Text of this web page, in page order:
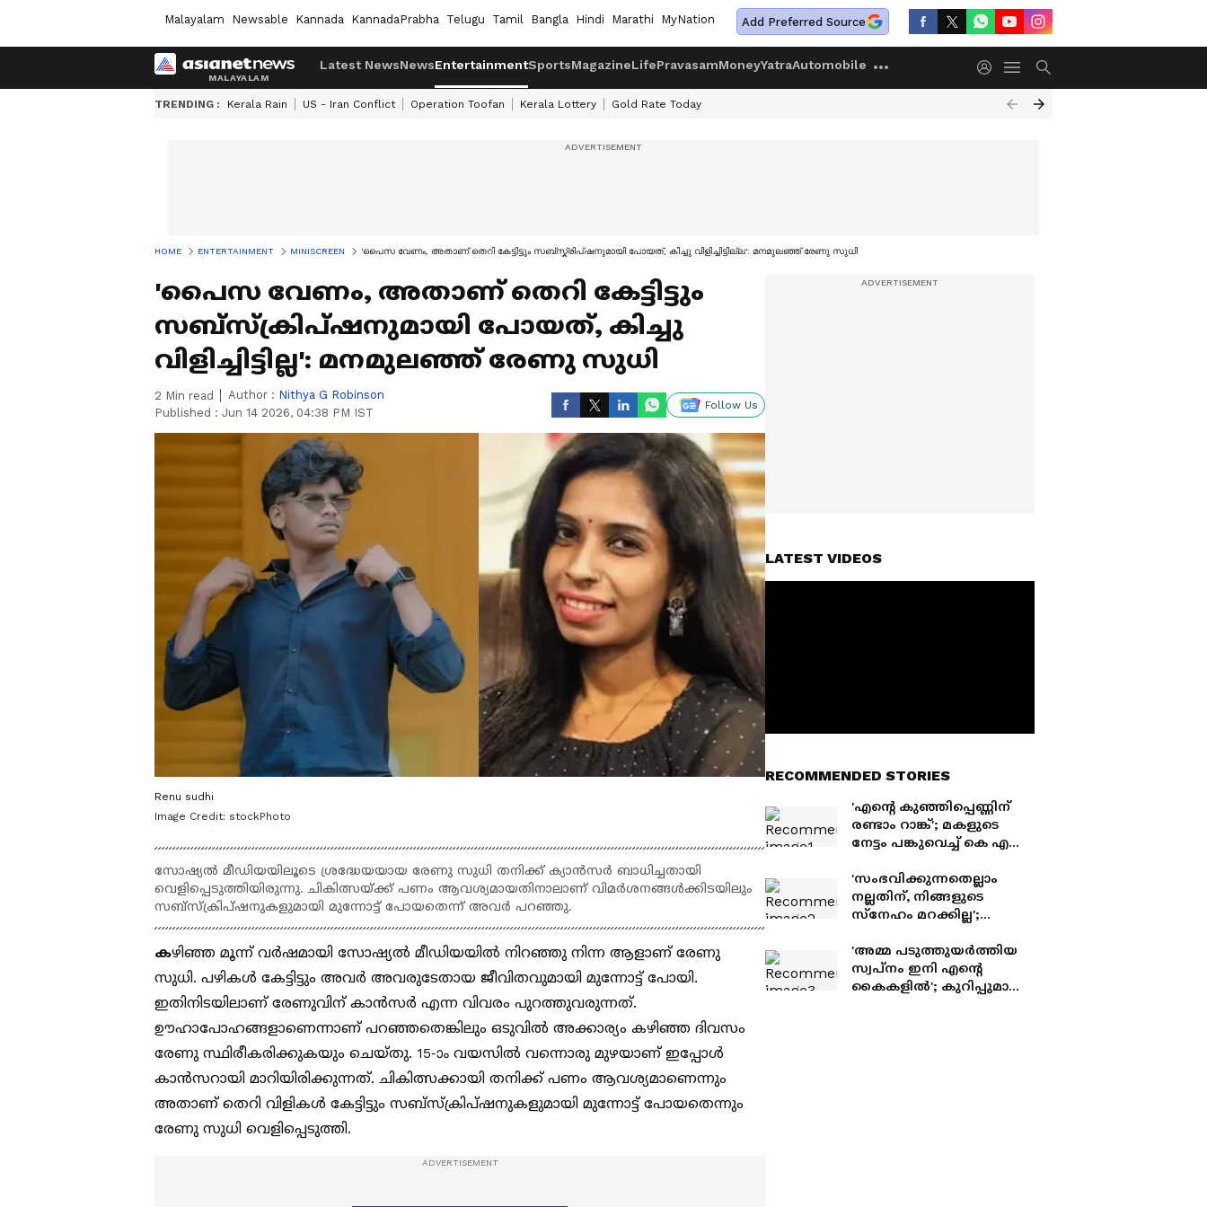
Malayalam Newsable Kannada KannadaPrabha Telugu Tamil Bangla Hindi Marathi MyNation Add Preferred Source
Latest NewsNewsEntertainmentSportsMagazineLifePravasamMoneyYatraAutomobile
TRENDING : Kerala Rain US - Iran Conflict Operation Toofan Kerala Lottery Gold Rate Today
HOME ENTERTAINMENT MINISCREEN 'പൈസ വേണം, അതാണ് തെറി കേട്ടിട്ടും സബ്സ്ക്രിപ്ഷനുമായി പോയത്, കിച്ചു വിളിച്ചിട്ടില്ല': മനമുലഞ്ഞ് രേണു സുധി
'പൈസ വേണം, അതാണ് തെറി കേട്ടിട്ടും
സബ്സ്ക്രിപ്ഷനുമായി പോയത്, കിച്ചു
വിളിച്ചിട്ടില്ല': മനമുലഞ്ഞ് രേണു സുധി
2 Min read Author : Nithya G Robinson
Published : Jun 14 2026, 04:38 PM IST
Follow Us
Renu sudhi
Image Credit: stockPhoto
സോഷ്യൽ മീഡിയയിലൂടെ ശ്രദ്ധേയയായ രേണു സുധി തനിക്ക് ക്യാൻസർ ബാധിച്ചതായി
വെളിപ്പെടുത്തിയിരുന്നു. ചികിത്സയ്ക്ക് പണം ആവശ്യമായതിനാലാണ് വിമർശനങ്ങൾക്കിടയിലും
സബ്സ്ക്രിപ്ഷനുകളുമായി മുന്നോട്ട് പോയതെന്ന് അവർ പറഞ്ഞു.
കഴിഞ്ഞ മൂന്ന് വർഷമായി സോഷ്യൽ മീഡിയയിൽ നിറഞ്ഞു നിന്ന ആളാണ് രേണു
സുധി. പഴികൾ കേട്ടിട്ടും അവർ അവരുടേതായ ജീവിതവുമായി മുന്നോട്ട് പോയി.
ഇതിനിടയിലാണ് രേണുവിന് കാൻസർ എന്ന വിവരം പുറത്തുവരുന്നത്.
ഊഹാപോഹങ്ങളാണെന്നാണ് പറഞ്ഞതെങ്കിലും ഒടുവിൽ അക്കാര്യം കഴിഞ്ഞ ദിവസം
രേണു സ്ഥിരീകരിക്കുകയും ചെയ്തു. 15-ാം വയസിൽ വന്നൊരു മുഴയാണ് ഇപ്പോൾ
കാൻസറായി മാറിയിരിക്കുന്നത്. ചികിത്സക്കായി തനിക്ക് പണം ആവശ്യമാണെന്നും
അതാണ് തെറി വിളികൾ കേട്ടിട്ടും സബ്സ്ക്രിപ്ഷനുകളുമായി മുന്നോട്ട് പോയതെന്നും
രേണു സുധി വെളിപ്പെടുത്തി.
LATEST VIDEOS
RECOMMENDED STORIES
'എന്റെ കുഞ്ഞിപ്പെണ്ണിന്
രണ്ടാം റാങ്ക്'; മകളുടെ
നേട്ടം പങ്കുവെച്ച് കെ എസ്
'സംഭവിക്കുന്നതെല്ലാം
നല്ലതിന്, നിങ്ങളുടെ
സ്നേഹം മറക്കില്ല';
മാറിയതിനെക്കുറിച്ച്
സ്‍മിത സാമുവൽ
'അമ്മ പടുത്തുയർത്തിയ
സ്വപ്‍നം ഇനി എന്‍റെ
കൈകളിൽ'; കുറിപ്പുമായി